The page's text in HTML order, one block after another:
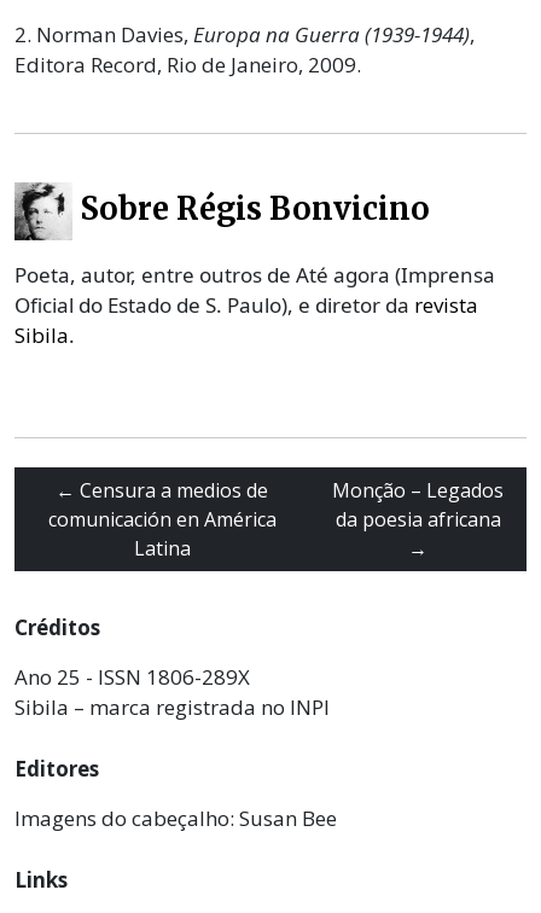
2. Norman Davies, Europa na Guerra(1939-1944),
Editora Record, Rio de Janeiro, 2009.
Sobre Régis Bonvicino
Poeta, autor, entre outros de Até agora (Imprensa
Oficial do Estado de S. Paulo), e diretor da revista
Sibila.
← Censura a medios de
comunicación en América
Latina
Monção – Legados
da poesia africana
→
Créditos
Ano 25 - ISSN 1806-289X
Sibila – marca registrada no INPI
Editores
Imagens do cabeçalho: Susan Bee
Links